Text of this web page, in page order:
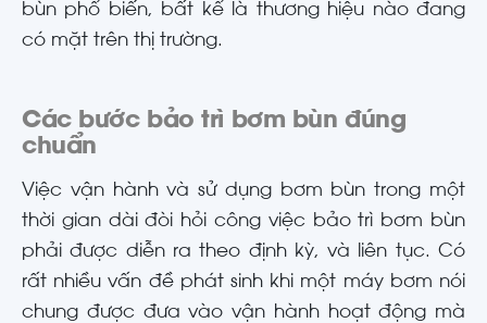
bùn phổ biến, bất kể là thương hiệu nào đang
có mặt trên thị trường.
Các bước bảo trì bơm bùn đúng
chuẩn
Việc vận hành và sử dụng bơm bùn trong một
thời gian dài đòi hỏi công việc bảo trì bơm bùn
phải được diễn ra theo định kỳ, và liên tục. Có
rất nhiều vấn đề phát sinh khi một máy bơm nói
chung được đưa vào vận hành hoạt động mà